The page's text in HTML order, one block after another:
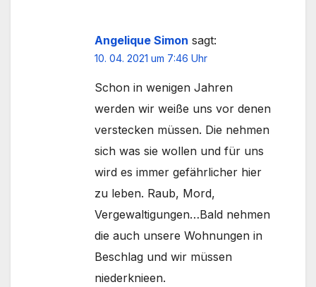
Angelique Simon sagt:
10. 04. 2021 um 7:46 Uhr
Schon in wenigen Jahren
werden wir weiße uns vor denen
verstecken müssen. Die nehmen
sich was sie wollen und für uns
wird es immer gefährlicher hier
zu leben. Raub, Mord,
Vergewaltigungen…Bald nehmen
die auch unsere Wohnungen in
Beschlag und wir müssen
niederknieen.